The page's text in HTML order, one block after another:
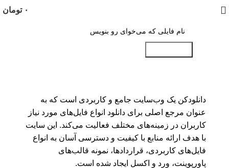
۰ تومان
دانلودکن یک وب‌سایت جامع و کاربردی است که به
عنوان مرجع اصلی برای دانلود انواع فایل‌های مورد نیاز
کاربران در زمینه‌های مختلف فعالیت می‌کند. این سایت
با هدف ارائه منابع با کیفیت و دسترسی آسان به انواع
فایل‌های کاربردی، قراردادها، نمونه قالب‌های
پاورپوینت، ورد و اکسل ایجاد شده است.